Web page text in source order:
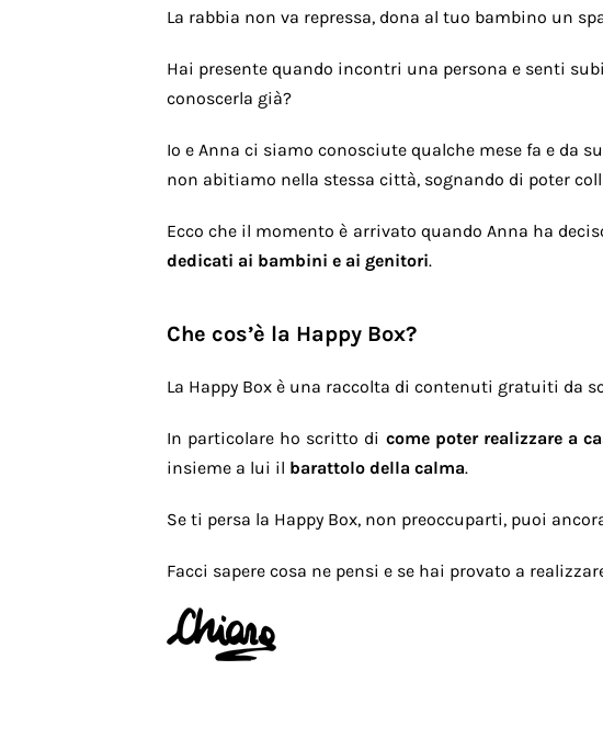
La rabbia non va repressa, dona al tuo bambino un
Hai presente quando incontri una persona e senti
conoscerla già?
Io e Anna ci siamo conosciute qualche mese fa e da
non abitiamo nella stessa città, sognando di poter
Ecco che il momento è arrivato quando Anna ha
dedicati ai bambini e ai genitori.
Che cos’è la Happy Box?
La Happy Box è una raccolta di contenuti gratuiti da
In particolare ho scritto di come poter realizzare a
insieme a lui il barattolo della calma.
Se ti persa la Happy Box, non preoccuparti, puoi
Facci sapere cosa ne pensi e se hai provato a